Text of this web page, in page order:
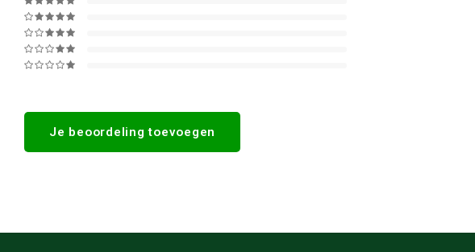
Je beoordeling toevoegen